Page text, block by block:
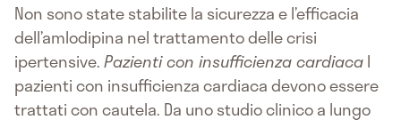
Non sono state stabilite la sicurezza e l’efficacia
dell’amlodipina nel trattamento delle crisi
ipertensive.Pazienti con insufficienza cardiacaI
pazienti con insufficienza cardiaca devono essere
trattati con cautela. Da uno studio clinico a lungo